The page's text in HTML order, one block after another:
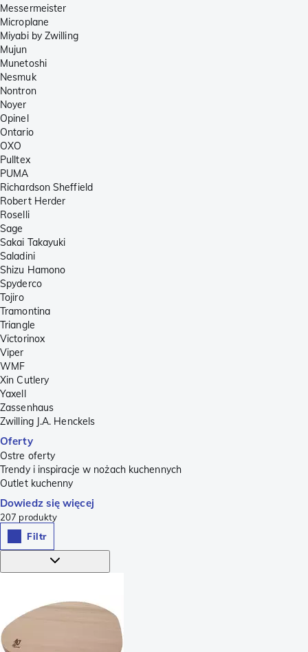
Messermeister
Microplane
Miyabi by Zwilling
Mujun
Munetoshi
Nesmuk
Nontron
Noyer
Opinel
Ontario
OXO
Pulltex
PUMA
Richardson Sheffield
Robert Herder
Roselli
Sage
Sakai Takayuki
Saladini
Shizu Hamono
Spyderco
Tojiro
Tramontina
Triangle
Victorinox
Viper
WMF
Xin Cutlery
Yaxell
Zassenhaus
Zwilling J.A. Henckels
Oferty
Ostre oferty
Trendy i inspiracje w nożach kuchennych
Outlet kuchenny
Dowiedz się więcej
207 produkty
Filtr